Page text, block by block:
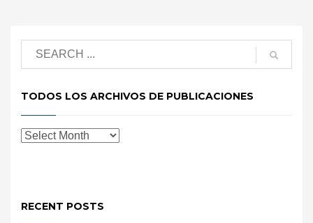
TODOS LOS ARCHIVOS DE PUBLICACIONES
RECENT POSTS